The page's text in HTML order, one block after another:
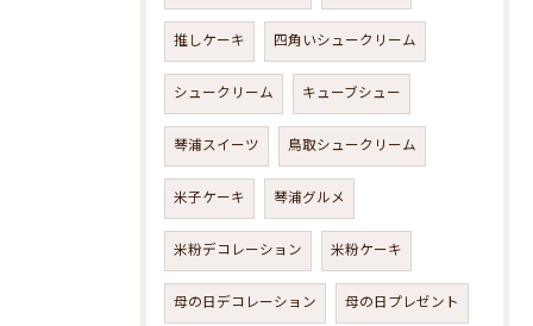
推しケーキ 四角いシュークリーム
シュークリーム キューブシュー
琴浦スイーツ 鳥取シュークリーム
米子ケーキ 琴浦グルメ
米粉デコレーション 米粉ケーキ
母の日デコレーション 母の日プレゼント